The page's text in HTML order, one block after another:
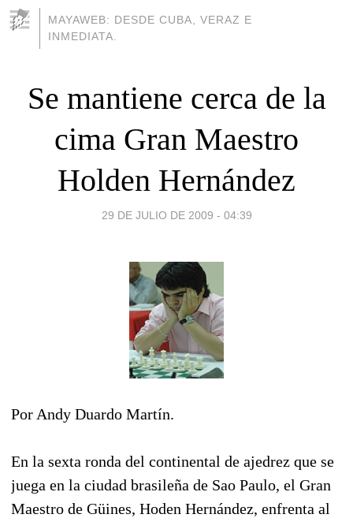
MAYAWEB: DESDE CUBA, VERAZ E
INMEDIATA.
Se mantiene cerca de la
cima Gran Maestro
Holden Hernández
29 DE JULIO DE 2009 - 04:39
Por Andy Duardo Martín.
En la sexta ronda del continental de ajedrez que se
juega en la ciudad brasileña de Sao Paulo, el Gran
Maestro de Güines, Hoden Hernández, enfrenta al